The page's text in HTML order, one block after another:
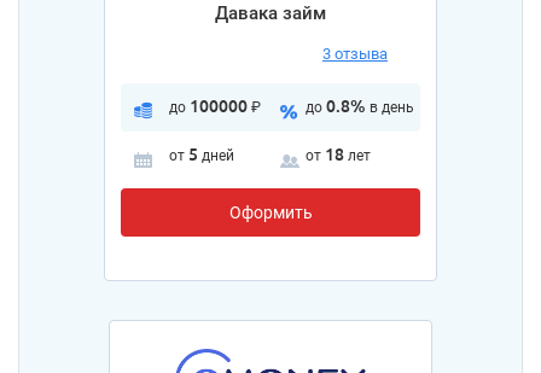
Давака займ
3 отзыва
до 100000 ₽ до 0.8% в день
от 5 дней от 18 лет
Оформить